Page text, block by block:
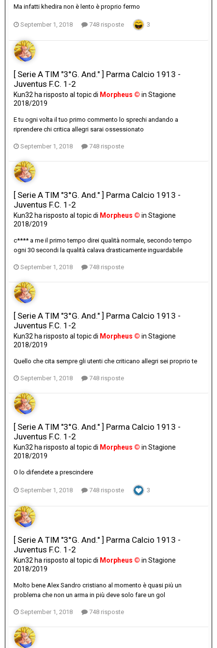
Ma infatti khedira non è lento è proprio fermo
September 1, 2018 748 risposte 3
[ Serie A TIM "3°G. And." ] Parma Calcio 1913 -
Juventus F.C. 1-2
Kun32 ha risposto al topic di Morpheus © in Stagione
2018/2019
E tu ogni volta il tuo primo commento lo sprechi andando a
riprendere chi critica allegri sarai ossessionato
September 1, 2018 748 risposte
[ Serie A TIM "3°G. And." ] Parma Calcio 1913 -
Juventus F.C. 1-2
Kun32 ha risposto al topic di Morpheus © in Stagione
2018/2019
c**** a me il primo tempo direi qualità normale, secondo tempo
ogni 30 secondi la qualità calava drasticamente inguardabile
September 1, 2018 748 risposte
[ Serie A TIM "3°G. And." ] Parma Calcio 1913 -
Juventus F.C. 1-2
Kun32 ha risposto al topic di Morpheus © in Stagione
2018/2019
Quello che cita sempre gli utenti che criticano allegri sei proprio te
September 1, 2018 748 risposte
[ Serie A TIM "3°G. And." ] Parma Calcio 1913 -
Juventus F.C. 1-2
Kun32 ha risposto al topic di Morpheus © in Stagione
2018/2019
O lo difendete a prescindere
September 1, 2018 748 risposte 3
[ Serie A TIM "3°G. And." ] Parma Calcio 1913 -
Juventus F.C. 1-2
Kun32 ha risposto al topic di Morpheus © in Stagione
2018/2019
Molto bene Alex Sandro cristiano al momento è quasi più un
problema che non un arma in più deve solo fare un gol
September 1, 2018 748 risposte